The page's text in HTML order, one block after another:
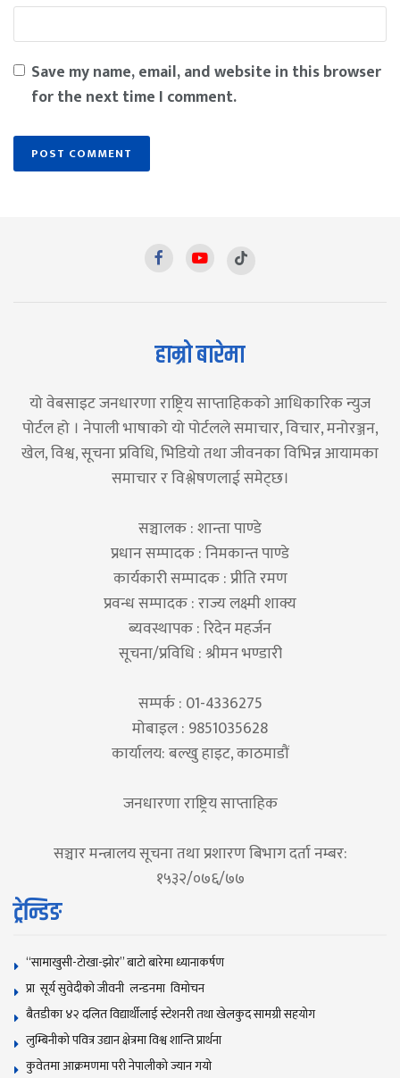
Save my name, email, and website in this browser
for the next time I comment.
हाम्रो बारेमा
यो वेबसाइट जनधारणा राष्ट्रिय साप्ताहिकको आधिकारिक न्युज
पोर्टल हो । नेपाली भाषाको यो पोर्टलले समाचार, विचार, मनोरञ्जन,
खेल, विश्व, सूचना प्रविधि, भिडियो तथा जीवनका विभिन्न आयामका
समाचार र विश्लेषणलाई समेट्छ।
सञ्चालक : शान्ता पाण्डे
प्रधान सम्पादक : निमकान्त पाण्डे
कार्यकारी सम्पादक : प्रीति रमण
प्रवन्ध सम्पादक : राज्य लक्ष्मी शाक्य
ब्यवस्थापक : रिदेन महर्जन
सूचना/प्रविधि : श्रीमन भण्डारी
सम्पर्क : 01-4336275
मोबाइल : 9851035628
कार्यालय: बल्खु हाइट, काठमाडौं
जनधारणा राष्ट्रिय साप्ताहिक
सञ्चार मन्त्रालय सूचना तथा प्रशारण बिभाग दर्ता नम्बर:
१५३२/०७६/७७
ट्रेन्डिङ
“सामाखुसी-टोखा-झोर” बाटो बारेमा ध्यानाकर्षण
प्रा सूर्य सुवेदीको जीवनी लन्डनमा विमोचन
बैतडीका ४२ दलित विद्यार्थीलाई स्टेशनरी तथा खेलकुद सामग्री सहयोग
लुम्बिनीको पवित्र उद्यान क्षेत्रमा विश्व शान्ति प्रार्थना
कुवेतमा आक्रमणमा परी नेपालीको ज्यान गयाे